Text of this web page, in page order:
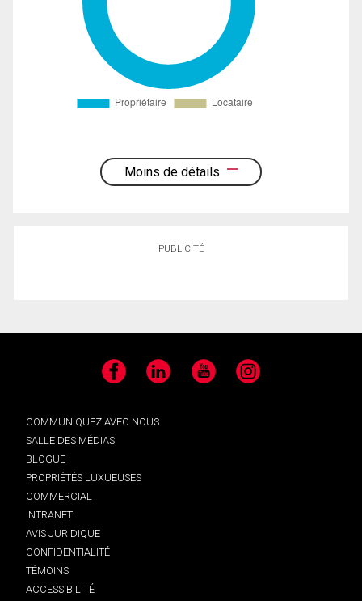
Moins de détails
PUBLICITÉ
Facebook LinkedIn YouTube Instagram
COMMUNIQUEZ AVEC NOUS
SALLE DES MÉDIAS
BLOGUE
PROPRIÉTÉS LUXUEUSES
COMMERCIAL
INTRANET
AVIS JURIDIQUE
CONFIDENTIALITÉ
TÉMOINS
ACCESSIBILITÉ